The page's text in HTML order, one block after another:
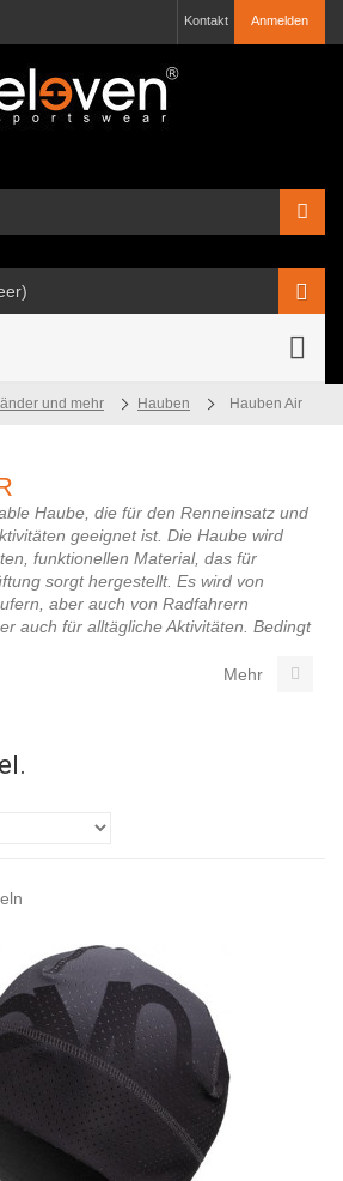
Anmelden
Kontakt
und mehr Hauben Hauben Air
Haube, die für den Renneinsatz und
geeignet ist. Die Haube wird
funktionellen Material, das für
sorgt hergestellt. Es wird von
aber auch von Radfahrern
auch für alltägliche Aktivitäten. Bedingt
Mehr